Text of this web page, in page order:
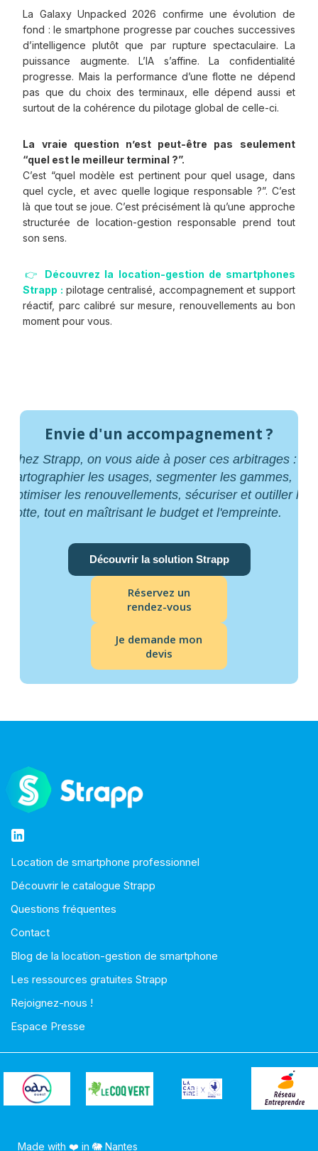
La Galaxy Unpacked 2026 confirme une évolution de
fond : le smartphone progresse par couches successives
d’intelligence plutôt que par rupture spectaculaire. La
puissance augmente. L’IA s’affine. La confidentialité
progresse. Mais la performance d’une flotte ne dépend
pas que du choix des terminaux, elle dépend aussi et
surtout de la cohérence du pilotage global de celle-ci.
La vraie question n’est peut-être pas seulement
“quel est le meilleur terminal ?”.
C’est “quel modèle est pertinent pour quel usage, dans
quel cycle, et avec quelle logique responsable ?”. C’est
là que tout se joue. C’est précisément là qu’une approche
structurée de location-gestion responsable prend tout
son sens.
👉 Découvrez la location-gestion de smartphones
Strapp : pilotage centralisé, accompagnement et support
réactif, parc calibré sur mesure, renouvellements au bon
moment pour vous.
Envie d'un accompagnement ?
Chez Strapp, on vous aide à poser ces arbitrages :
cartographier les usages, segmenter les gammes,
optimiser les renouvellements, sécuriser et outiller la
flotte, tout en maîtrisant le budget et l'empreinte.
Découvrir la solution Strapp
Réservez un
rendez-vous
Je demande mon
devis
Location de smartphone professionnel
Découvrir le catalogue Strapp
Questions fréquentes
Contact
Blog de la location-gestion de smartphone
Les ressources gratuites Strapp
Rejoignez-nous !
Espace Presse
Made with ❤️ in 🐘 Nantes